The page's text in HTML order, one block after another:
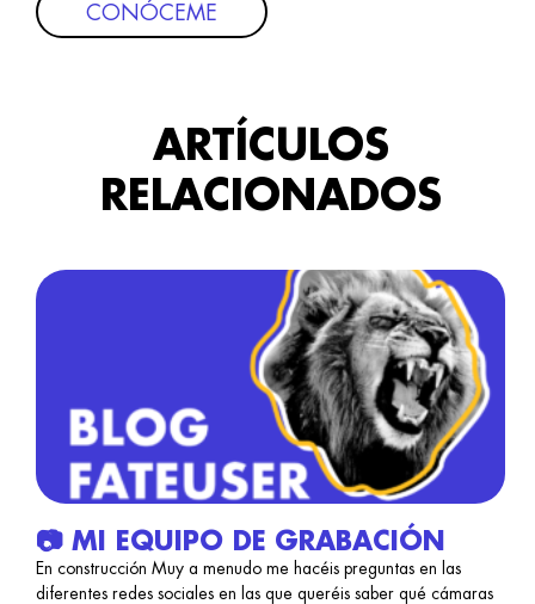
CONÓCEME
ARTÍCULOS
RELACIONADOS
📷 MI EQUIPO DE GRABACIÓN
En construcción Muy a menudo me hacéis preguntas en las
diferentes redes sociales en las que queréis saber qué cámaras